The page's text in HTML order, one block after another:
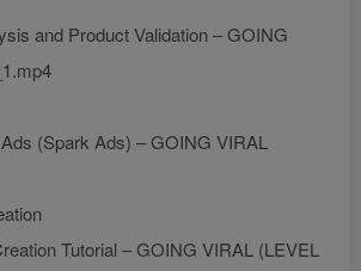
and Product Validation – GOING
(Spark Ads) – GOING VIRAL
Tutorial – GOING VIRAL (LEVEL